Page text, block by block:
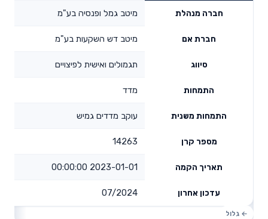
חברה מנהלת מיטב גמל ופנסיה בע"מ
חברת אם מיטב דש השקעות בע"מ
סיווג תגמולים ואישית לפיצויים
התמחות מדד
התמחות משנית עוקב מדדים גמיש
מספר קרן 14263
תאריך הקמה 2023-01-01 00:00:00
עדכון אחרון 07/2024